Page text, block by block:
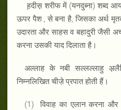
ह़दीस़ शरीफ में (यनदुब्ना) शब्द
ऊपर पैश , से बना है, जिसका अर्थ
उदारता और साहस व बहादुरी जैसी
करना उसकी याद दिलाता है।
अल्लाह के नबी सल्लल्लाहु
निम्नलिखित चीजे़ प्रपात होती हैं।
(1) विवाह का एलान करना